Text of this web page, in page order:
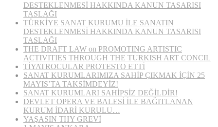
DESTEKLENMESİ HAKKINDA KANUN TASARISI
TASLAĞI
TÜRKİYE SANAT KURUMU İLE SANATIN
DESTEKLENMESİ HAKKINDA KANUN TASARISI
TASLAĞI
THE DRAFT LAW on PROMOTING ARTISTIC
ACTIVITIES THROUGH THE TURKISH ART CONCIL
TİYATROCULAR PROTESTO ETTİ
SANAT KURUMLARIMIZA SAHİP ÇIKMAK İÇİN 25
MAYIS’TA TAKSİMDEYİZ!
SANAT KURUMLARI SAHİPSİZ DEĞİLDİR!
DEVLET OPERA VE BALESİ İLE BAĞITLANAN
KURUM İDARİ KURULU…
YAŞASIN THY GREVİ